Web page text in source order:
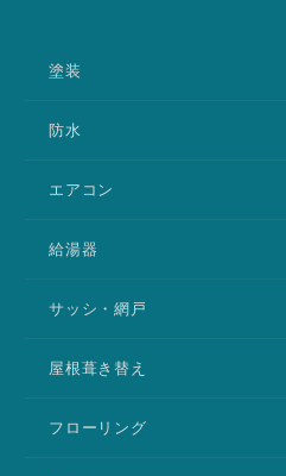
塗装
防水
エアコン
給湯器
サッシ・網戸
屋根葺き替え
フローリング